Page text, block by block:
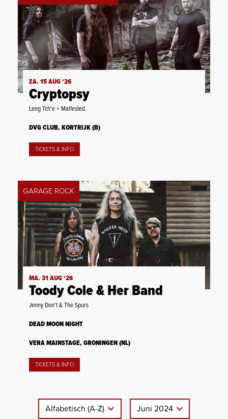
ZA. 15 AUG ‘26
Cryptopsy
Leng Tch'e + Malfested
DVG CLUB, KORTRIJK (B)
TICKETS & INFO
GARAGE ROCK
MA. 31 AUG ‘26
Toody Cole & Her Band
Jenny Don't & The Spurs
DEAD MOON NIGHT
VERA MAINSTAGE, GRONINGEN (NL)
TICKETS & INFO
Alfabetisch (A-Z) Juni 2024